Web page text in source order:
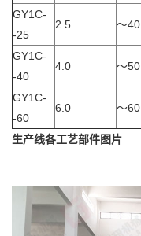
GY1C-
-25
2.5 ～40
GY1C-
-40
4.0 ～50
GY1C-
-60
6.0 ～60
生产线各工艺部件图片